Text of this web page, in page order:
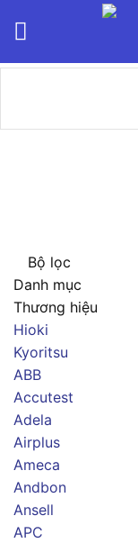
Bộ lọc
Danh mục
Thương hiệu
Hioki
Kyoritsu
ABB
Accutest
Adela
Airplus
Ameca
Andbon
Ansell
APC